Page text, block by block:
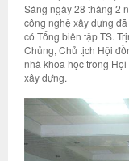
Sáng ngày 28 tháng 2
công nghệ xây dựng
có Tổng biên tập TS.
Chủng, Chủ tịch Hội
nhà khoa học trong
xây dựng.